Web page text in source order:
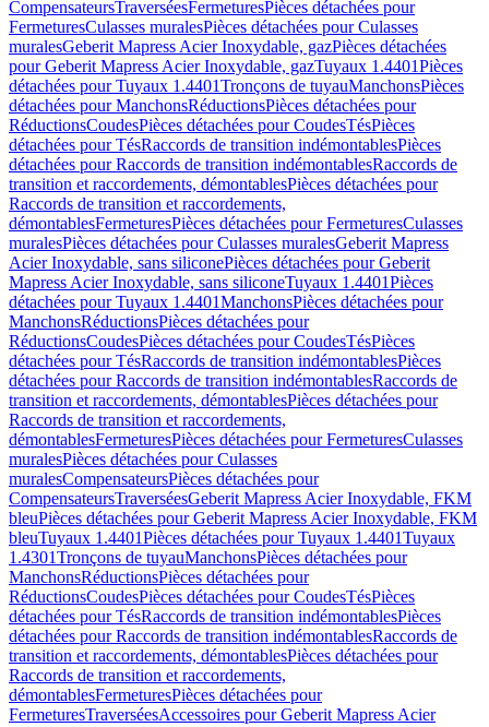
CompensateursTraverséesFermeturesPièces détachées pour
FermeturesCulasses muralesPièces détachées pour Culasses
muralesGeberit Mapress Acier Inoxydable, gazPièces détachées
pour Geberit Mapress Acier Inoxydable, gazTuyaux 1.4401Pièces
détachées pour Tuyaux 1.4401Tronçons de tuyauManchonsPièces
détachées pour ManchonsRéductionsPièces détachées pour
RéductionsCoudesPièces détachées pour CoudesTésPièces
détachées pour TésRaccords de transition indémontablesPièces
détachées pour Raccords de transition indémontablesRaccords de
transition et raccordements, démontablesPièces détachées pour
Raccords de transition et raccordements,
démontablesFermeturesPièces détachées pour FermeturesCulasses
muralesPièces détachées pour Culasses muralesGeberit Mapress
Acier Inoxydable, sans siliconePièces détachées pour Geberit
Mapress Acier Inoxydable, sans siliconeTuyaux 1.4401Pièces
détachées pour Tuyaux 1.4401ManchonsPièces détachées pour
ManchonsRéductionsPièces détachées pour
RéductionsCoudesPièces détachées pour CoudesTésPièces
détachées pour TésRaccords de transition indémontablesPièces
détachées pour Raccords de transition indémontablesRaccords de
transition et raccordements, démontablesPièces détachées pour
Raccords de transition et raccordements,
démontablesFermeturesPièces détachées pour FermeturesCulasses
muralesPièces détachées pour Culasses
muralesCompensateursPièces détachées pour
CompensateursTraverséesGeberit Mapress Acier Inoxydable, FKM
bleuPièces détachées pour Geberit Mapress Acier Inoxydable, FKM
bleuTuyaux 1.4401Pièces détachées pour Tuyaux 1.4401Tuyaux
1.4301Tronçons de tuyauManchonsPièces détachées pour
ManchonsRéductionsPièces détachées pour
RéductionsCoudesPièces détachées pour CoudesTésPièces
détachées pour TésRaccords de transition indémontablesPièces
détachées pour Raccords de transition indémontablesRaccords de
transition et raccordements, démontablesPièces détachées pour
Raccords de transition et raccordements,
démontablesFermeturesPièces détachées pour
FermeturesTraverséesAccessoires pour Geberit Mapress Acier